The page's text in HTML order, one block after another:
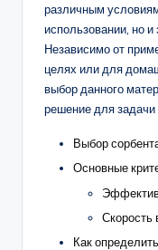
различным
использовании, но
Независимо от
целях или для
выбор данного
решение для задачи
Выбор
Основные
Скорость
Как